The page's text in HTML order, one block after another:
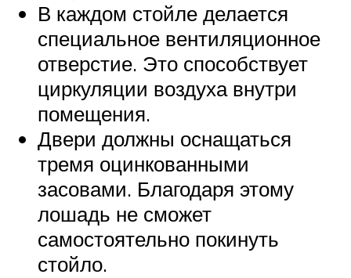
В каждом стойле делается
специальное вентиляционное
отверстие. Это способствует
циркуляции воздуха внутри
помещения.
Двери должны оснащаться
тремя оцинкованными
засовами. Благодаря этому
лошадь не сможет
самостоятельно покинуть
стойло.